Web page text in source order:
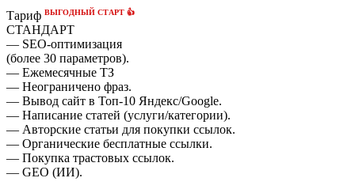
Тариф ВЫГОДНЫЙ СТАРТ 👍
СТАНДАРТ
— SEO-оптимизация
(более 30 параметров).
— Ежемесячные ТЗ
— Неограничено фраз.
— Вывод сайт в Топ-10 Яндекс/Google.
— Написание статей (услуги/категории).
— Авторские статьи для покупки ссылок.
— Органические бесплатные ссылки.
— Покупка трастовых ссылок.
— GEO (ИИ).